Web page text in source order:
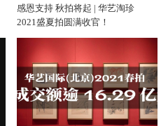
感恩支持 秋拍将起 | 华艺淘珍
2021盛夏拍圆满收官！